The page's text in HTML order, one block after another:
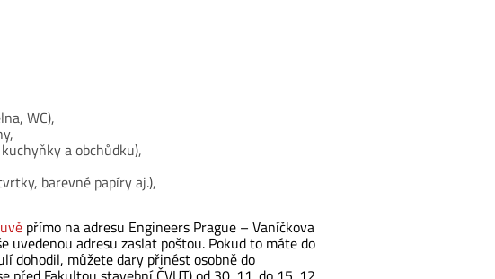
WC),
a obchůdku),
barevné papíry aj.),
přímo na adresu Engineers Prague – Vaníčkova
uvedenou adresu zaslat poštou. Pokud to máte do
dohodil, můžete dary přinést osobně do